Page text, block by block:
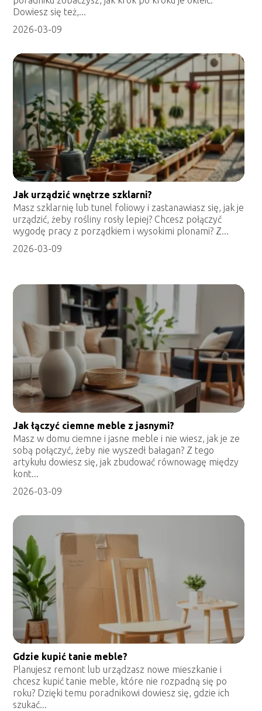
Dowiesz się też,...
2026-03-09
Jak urządzić wnętrze szklarni?
Masz szklarnię lub tunel foliowy i zastanawiasz się, jak je
urządzić, żeby rośliny rosły lepiej? Chcesz połączyć
wygodę pracy z porządkiem i wysokimi plonami? Z...
2026-03-09
Jak łączyć ciemne meble z jasnymi?
Masz w domu ciemne i jasne meble i nie wiesz, jak je ze
sobą połączyć, żeby nie wyszedł bałagan? Z tego
artykułu dowiesz się, jak zbudować równowagę między
kont...
2026-03-09
Gdzie kupić tanie meble?
Planujesz remont lub urządzasz nowe mieszkanie i
chcesz kupić tanie meble, które nie rozpadną się po
roku? Dzięki temu poradnikowi dowiesz się, gdzie ich
szukać...